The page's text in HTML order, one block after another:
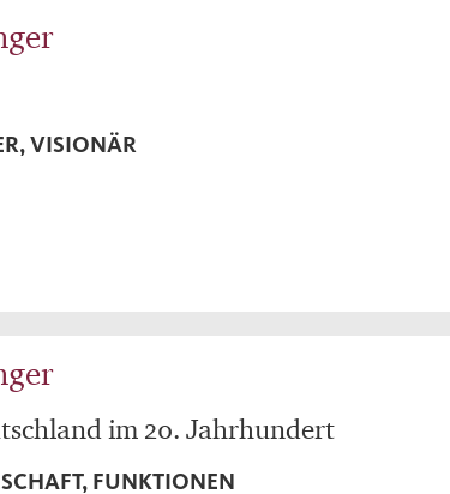
VISIONÄR
im 20. Jahrhundert
FUNKTIONEN